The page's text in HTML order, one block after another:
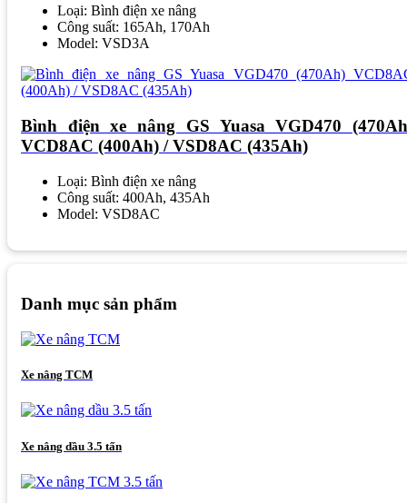
Loại: Bình điện xe nâng
Công suất: 165Ah, 170Ah
Model: VSD3A
Bình điện xe nâng GS Yuasa VGD470
VCD8AC (400Ah) / VSD8AC (435Ah)
Loại: Bình điện xe nâng
Công suất: 400Ah, 435Ah
Model: VSD8AC
Danh mục sản phẩm
Xe nâng TCM
Xe nâng dầu 3.5 tấn